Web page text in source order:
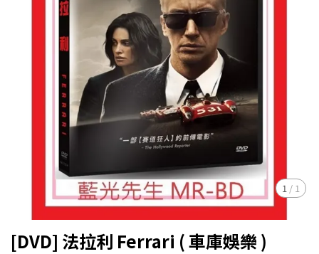
1 / 1
[DVD] 法拉利 Ferrari ( 車庫娛樂 )